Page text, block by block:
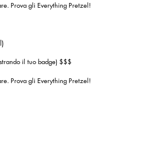
Prova gli Everything Pretzel!
il tuo badge) $$$
Prova gli Everything Pretzel!